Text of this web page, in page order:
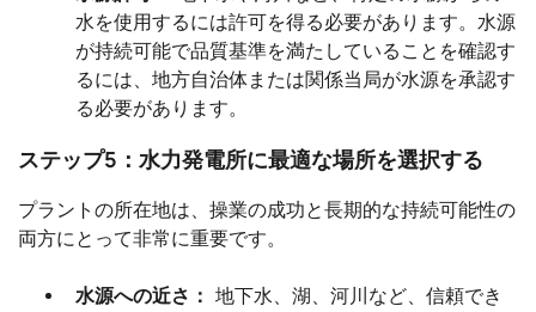
水を使用するには許可を得る必要があります。水源
が持続可能で品質基準を満たしていることを確認す
るには、地方自治体または関係当局が水源を承認す
る必要があります。
ステップ5：水力発電所に最適な場所を選択する
プラントの所在地は、操業の成功と長期的な持続可能性の
両方にとって非常に重要です。
水源への近さ： 地下水、湖、河川など、信頼でき